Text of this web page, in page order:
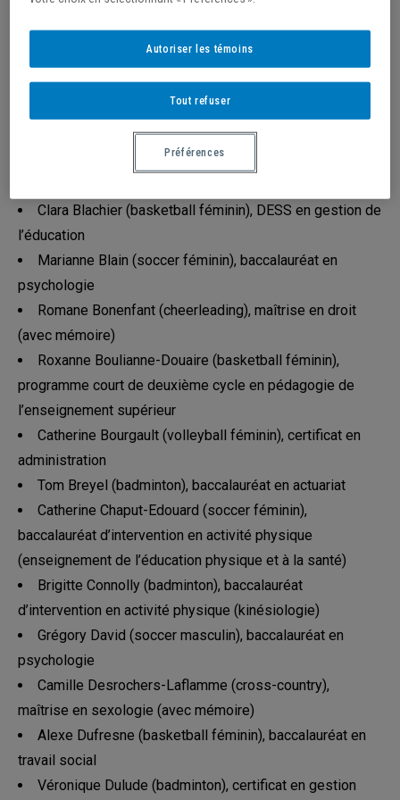
en enseignement secondaire
d’intervention en activité physique
Alexandra Bélanger (badminton), baccalauréat en
communication (création médias – télévision)
Josiane Bélanger-Riendeau (cross-country),
Clara Blachier (basketball féminin), DESS en gestion de
l’éducation
Marianne Blain (soccer féminin), baccalauréat en
psychologie
Romane Bonenfant (cheerleading), maîtrise en droit
(avec mémoire)
Roxanne Boulianne-Douaire (basketball féminin),
programme court de deuxième cycle en pédagogie de
l’enseignement supérieur
Catherine Bourgault (volleyball féminin), certificat en
administration
Tom Breyel (badminton), baccalauréat en actuariat
Catherine Chaput-Edouard (soccer féminin),
baccalauréat d’intervention en activité physique
(enseignement de l’éducation physique et à la santé)
Brigitte Connolly (badminton), baccalauréat
d’intervention en activité physique (kinésiologie)
Grégory David (soccer masculin), baccalauréat en
psychologie
Camille Desrochers-Laflamme (cross-country),
maîtrise en sexologie (avec mémoire)
Alexe Dufresne (basketball féminin), baccalauréat en
travail social
Véronique Dulude (badminton), certificat en gestion
Tout refuser
Autoriser les témoins
Préférences